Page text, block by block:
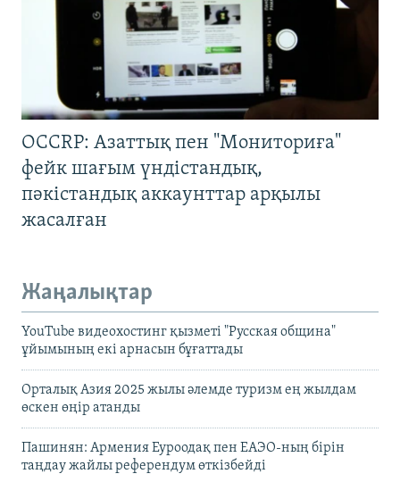
OCCRP: Азаттық пен "Мониториға"
фейк шағым үндістандық,
пәкістандық аккаунттар арқылы
жасалған
Жаңалықтар
YouTube видеохостинг қызметі "Русская община"
ұйымының екі арнасын бұғаттады
Орталық Азия 2025 жылы әлемде туризм ең жылдам
өскен өңір атанды
Пашинян: Армения Еуроодақ пен ЕАЭО-ның бірін
таңдау жайлы референдум өткізбейді